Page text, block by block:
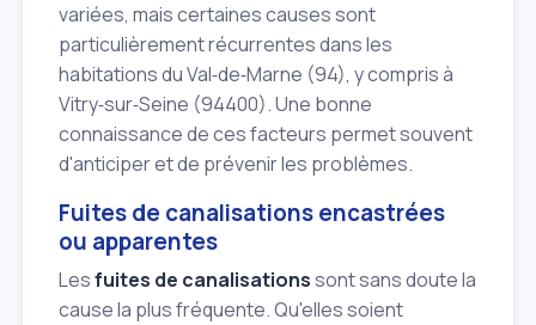
variées, mais certaines causes sont
particulièrement récurrentes dans les
habitations du Val‑de‑Marne (94), y compris à
Vitry‑sur‑Seine (94400). Une bonne
connaissance de ces facteurs permet souvent
d'anticiper et de prévenir les problèmes.
Fuites de canalisations encastrées
ou apparentes
Lesfuites de canalisationssont sans doute la
cause la plus fréquente. Qu'elles soient